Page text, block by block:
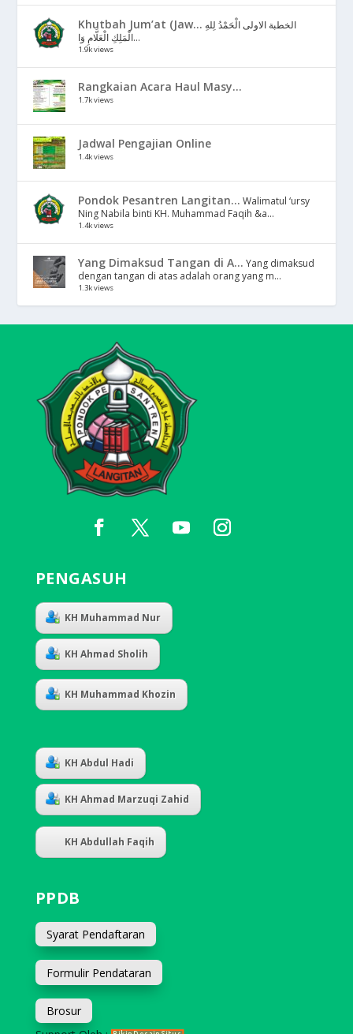
Khutbah Jum’at (Jaw... الخطبة الاولى الْحَمْدُ لِلهِ
الْمَلِكِ الْعَلَّامِ وَا...
1.9k views
Rangkaian Acara Haul Masy...
1.7k views
Jadwal Pengajian Online
1.4k views
Pondok Pesantren Langitan... Walimatul ‘ursy
Ning Nabila binti KH. Muhammad Faqih &a...
1.4k views
Yang Dimaksud Tangan di A... Yang dimaksud
dengan tangan di atas adalah orang yang m...
1.3k views
PENGASUH
KH Muhammad Nur
KH Ahmad Sholih
KH Muhammad Khozin
KH Abdul Hadi
KH Ahmad Marzuqi Zahid
KH Abdullah Faqih
PPDB
Syarat Pendaftaran
Formulir Pendataran
Brosur